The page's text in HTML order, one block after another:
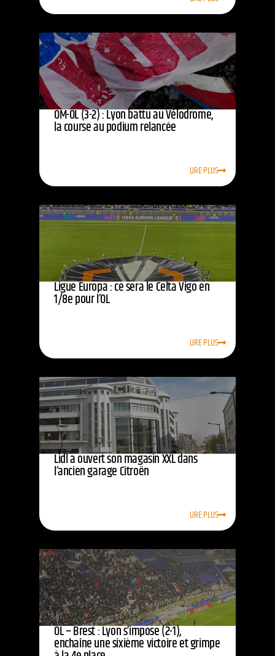
OM-OL (3-2) : Lyon battu au Vélodrome,
la course au podium relancée
LIRE PLUS
Ligue Europa : ce sera le Celta Vigo en
1/8e pour l’OL
LIRE PLUS
Lidl a ouvert son magasin XXL dans
l’ancien garage Citroën
LIRE PLUS
OL – Brest : Lyon s’impose (2-1),
enchaîne une sixième victoire et grimpe